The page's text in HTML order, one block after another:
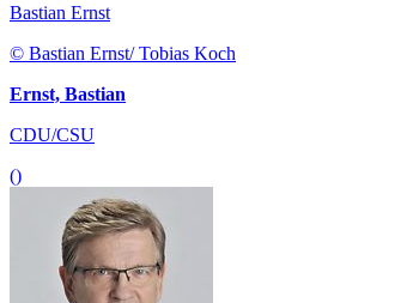
Bastian Ernst
© Bastian Ernst/ Tobias Koch
Ernst, Bastian
CDU/CSU
()